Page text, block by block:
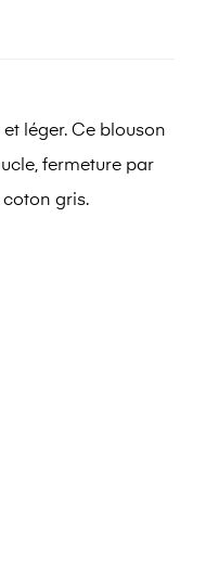
léger. Ce blouson
fermeture par
coton gris.